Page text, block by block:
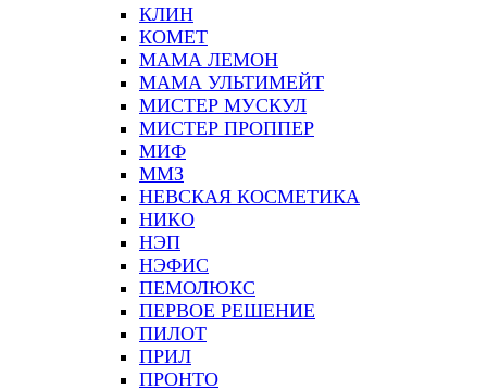
КЛИН
КОМЕТ
МАМА ЛЕМОН
МАМА УЛЬТИМЕЙТ
МИСТЕР МУСКУЛ
МИСТЕР ПРОППЕР
МИФ
ММЗ
НЕВСКАЯ КОСМЕТИКА
НИКО
НЭП
НЭФИС
ПЕМОЛЮКС
ПЕРВОЕ РЕШЕНИЕ
ПИЛОТ
ПРИЛ
ПРОНТО